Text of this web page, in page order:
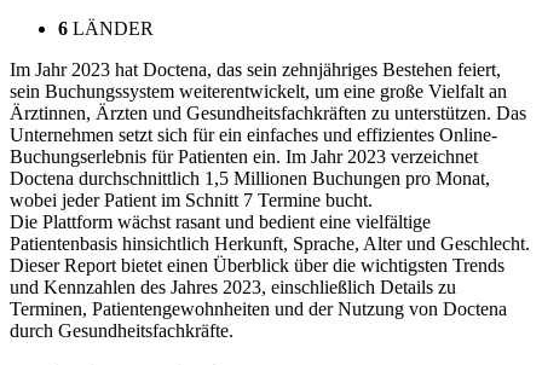
6 LÄNDER
Im Jahr 2023 hat Doctena, das sein zehnjähriges Bestehen feiert,
sein Buchungssystem weiterentwickelt, um eine große Vielfalt an
Ärztinnen, Ärzten und Gesundheitsfachkräften zu unterstützen. Das
Unternehmen setzt sich für ein einfaches und effizientes Online-
Buchungserlebnis für Patienten ein. Im Jahr 2023 verzeichnet
Doctena durchschnittlich 1,5 Millionen Buchungen pro Monat,
wobei jeder Patient im Schnitt 7 Termine bucht.
Die Plattform wächst rasant und bedient eine vielfältige
Patientenbasis hinsichtlich Herkunft, Sprache, Alter und Geschlecht.
Dieser Report bietet einen Überblick über die wichtigsten Trends
und Kennzahlen des Jahres 2023, einschließlich Details zu
Terminen, Patientengewohnheiten und der Nutzung von Doctena
durch Gesundheitsfachkräfte.